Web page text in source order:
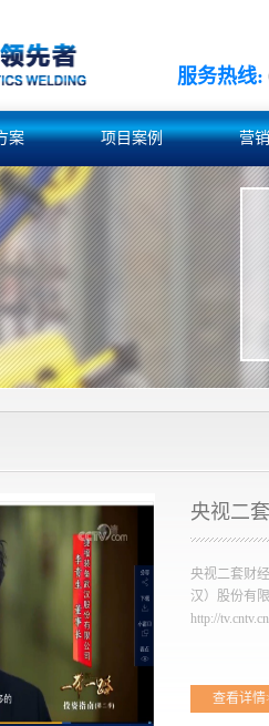
服务热线:
案 项目案例 营
央视二套财
汉）股份有
http://
查看详情